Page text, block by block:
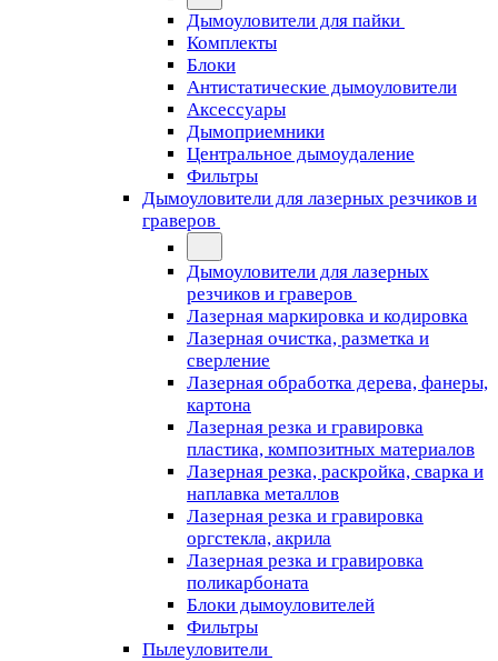
Дымоуловители для пайки
Комплекты
Блоки
Антистатические дымоуловители
Аксессуары
Дымоприемники
Центральное дымоудаление
Фильтры
Дымоуловители для лазерных резчиков и
граверов
Дымоуловители для лазерных
резчиков и граверов
Лазерная маркировка и кодировка
Лазерная очистка, разметка и
сверление
Лазерная обработка дерева, фанеры,
картона
Лазерная резка и гравировка
пластика, композитных материалов
Лазерная резка, раскройка, сварка и
наплавка металлов
Лазерная резка и гравировка
оргстекла, акрила
Лазерная резка и гравировка
поликарбоната
Блоки дымоуловителей
Фильтры
Пылеуловители